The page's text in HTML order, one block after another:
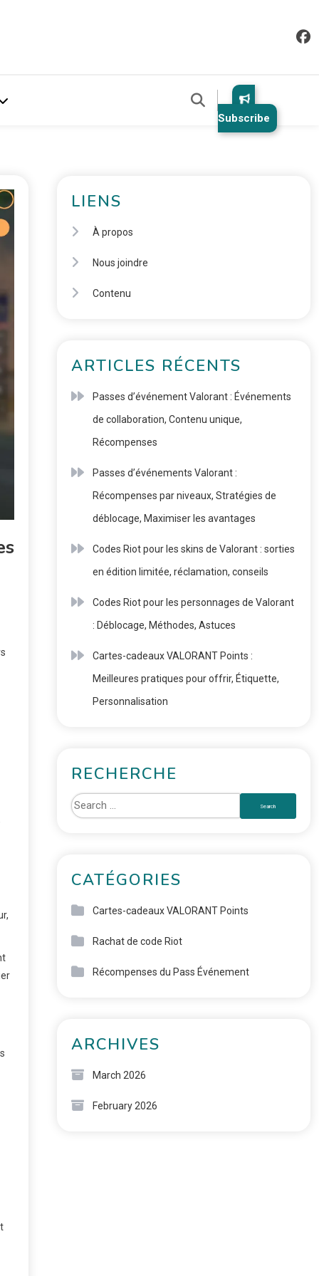
Subscribe
LIENS
À propos
Nous joindre
Contenu
ARTICLES RÉCENTS
Passes d’événement Valorant : Événements
de collaboration, Contenu unique,
Récompenses
Passes d’événements Valorant :
Récompenses par niveaux, Stratégies de
déblocage, Maximiser les avantages
Codes Riot pour les skins de Valorant : sorties
en édition limitée, réclamation, conseils
Codes Riot pour les personnages de Valorant
: Déblocage, Méthodes, Astuces
Cartes-cadeaux VALORANT Points :
Meilleures pratiques pour offrir, Étiquette,
Personnalisation
RECHERCHE
CATÉGORIES
Cartes-cadeaux VALORANT Points
Rachat de code Riot
Récompenses du Pass Événement
ARCHIVES
March 2026
February 2026